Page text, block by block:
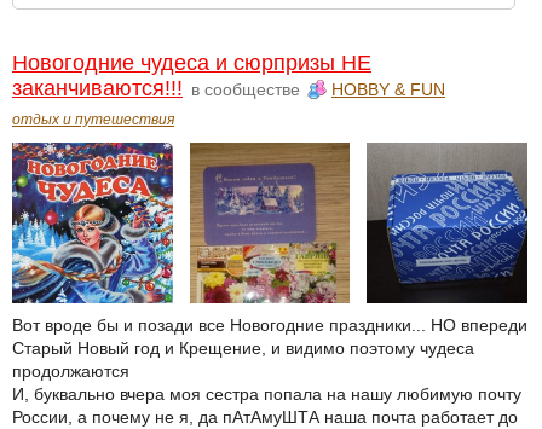
Новогодние чудеса и сюрпризы НЕ
заканчиваются!!! в сообществе HOBBY & FUN
отдых и путешествия
Вот вроде бы и позади все Новогодние праздники... НО впереди
Старый Новый год и Крещение, и видимо поэтому чудеса
продолжаются
И, буквально вчера моя сестра попала на нашу любимую почту
России, а почему не я, да пАтАмуШТА наша почта работает до